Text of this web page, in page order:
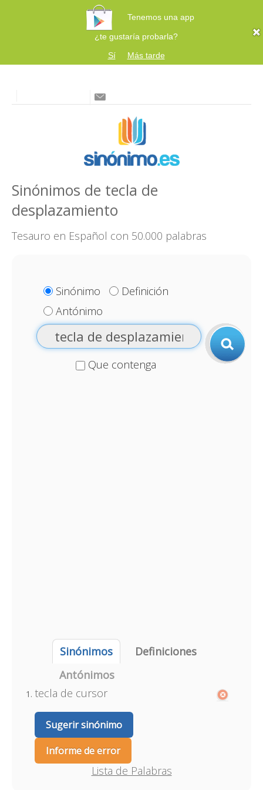
Tenemos una app
¿te gustaría probarla?
Sí
Más tarde
Sinónimos de tecla de
desplazamiento
Tesauro en Español con 50.000 palabras
Sinónimo
Definición
Antónimo
Que contenga
Sinónimos
Definiciones
Antónimos
tecla de cursor
Sugerir sinónimo
Informe de error
Lista de Palabras